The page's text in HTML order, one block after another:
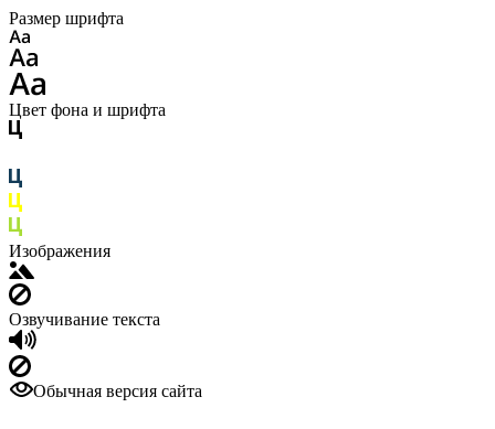
Размер шрифта
Цвет фона и шрифта
Изображения
Озвучивание текста
Обычная версия сайта